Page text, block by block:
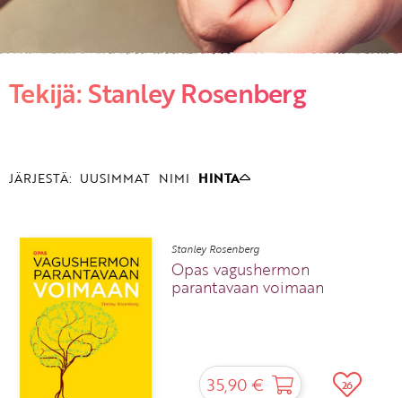
KIRJAUDU SISÄÄN
Etkö ole vielä asiakkaamme?
Tekijä: Stanley Rosenberg
JÄRJESTÄ: UUSIMMAT NIMI HINTA
Stanley Rosenberg
Opas vagushermon
parantavaan voimaan
35,90 € 26